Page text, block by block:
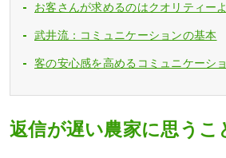
お客さんが求めるのはクオリティー
武井流：コミュニケーションの基本
客の安心感を高めるコミュニケーシ
返信が遅い農家に思うこ